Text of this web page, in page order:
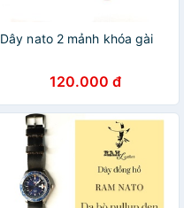
Dây nato 2 mảnh khóa gài
120.000 đ